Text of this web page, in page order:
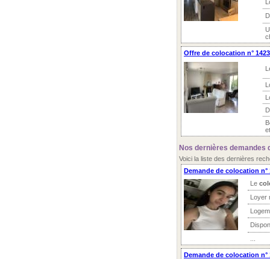
Offre de colocation n°
Nos dernières demandes
Voici la liste des dernières
Demande de colocation n°
Le
Loyer
Demande de colocation